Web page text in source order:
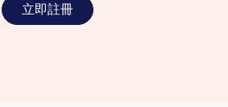
立即註冊